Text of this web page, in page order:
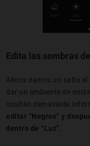
Edita las sombras
Ahora damos un salto
dar un ambiente de
ocultan demasiada
editar “Negros” y
dentro de “Luz”.